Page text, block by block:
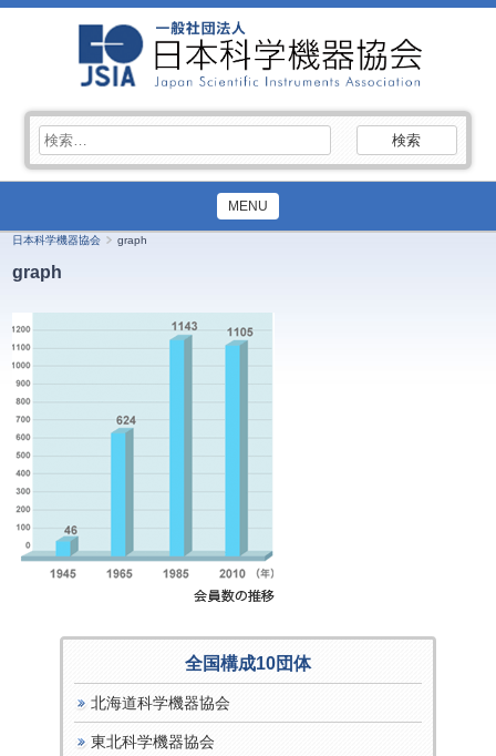
索:
MENU
日本科学機器協会 graph
graph
全国構成10団体
北海道科学機器協会
東北科学機器協会